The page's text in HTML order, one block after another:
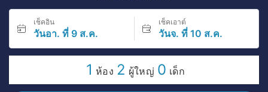
เช็คอิน
วันอา. ที่ 9 ส.ค.
เช็คเอาต์
วันจ. ที่ 10 ส.ค.
1 ห้อง 2 ผู้ใหญ่ 0 เด็ก